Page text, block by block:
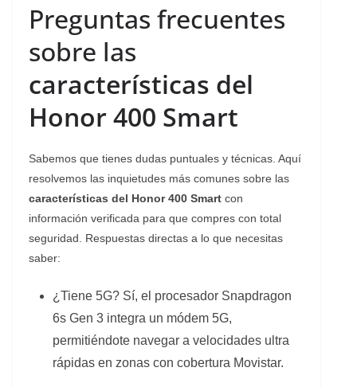
Preguntas frecuentes
sobre las
características del
Honor 400 Smart
Sabemos que tienes dudas puntuales y técnicas. Aquí
resolvemos las inquietudes más comunes sobre las
características del Honor 400 Smart con
información verificada para que compres con total
seguridad. Respuestas directas a lo que necesitas
saber:
¿Tiene 5G? Sí, el procesador Snapdragon
6s Gen 3 integra un módem 5G,
permitiéndote navegar a velocidades ultra
rápidas en zonas con cobertura Movistar.